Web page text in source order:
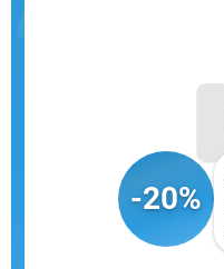
-20%